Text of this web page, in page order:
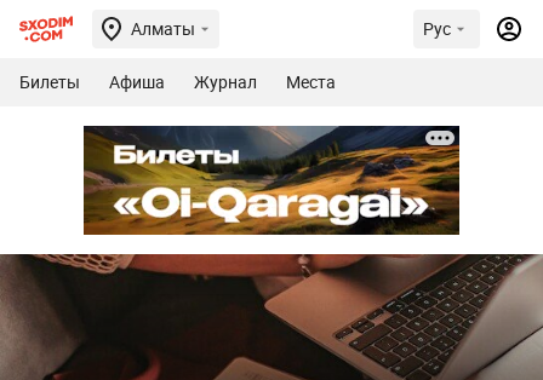
Алматы Рус
Билеты Афиша Журнал Места